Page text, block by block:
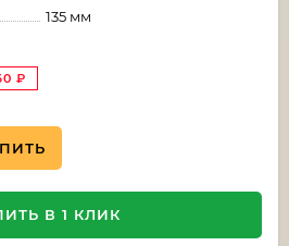
135 мм
₽
В 1 КЛИК